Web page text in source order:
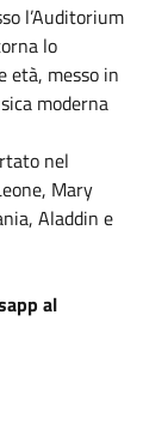
l’Auditorium
lo
età, messo in
moderna
nel
Mary
Aladdin e
al